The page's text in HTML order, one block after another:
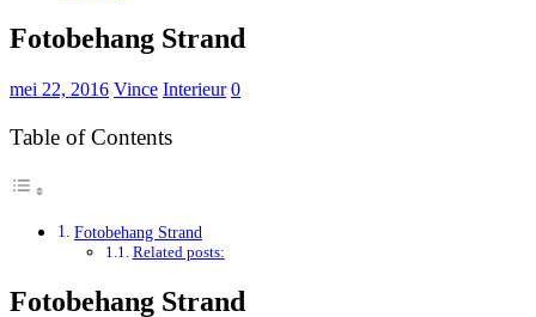
Fotobehang Strand
mei 22, 2016 Vince Interieur 0
Table of Contents
Fotobehang Strand
Related posts:
Fotobehang Strand